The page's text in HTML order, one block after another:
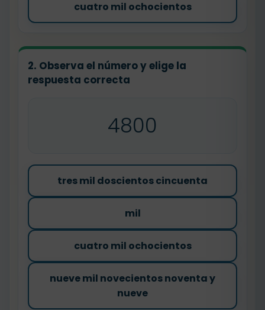
cuatro mil ochocientos
2. Observa el número y elige la
respuesta correcta
4800
tres mil doscientos cincuenta
mil
cuatro mil ochocientos
nueve mil novecientos noventa y
nueve